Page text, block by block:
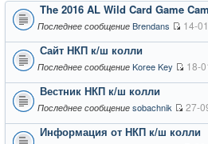
The 2016 AL Wild Card Game
Последнее сообщение Brendans 14-
Сайт НКП к/ш колли
Последнее сообщение Koree Key 18-
Вестник НКП к/ш колли
Последнее сообщение sobachnik 27-
Информация от НКП к/ш колли